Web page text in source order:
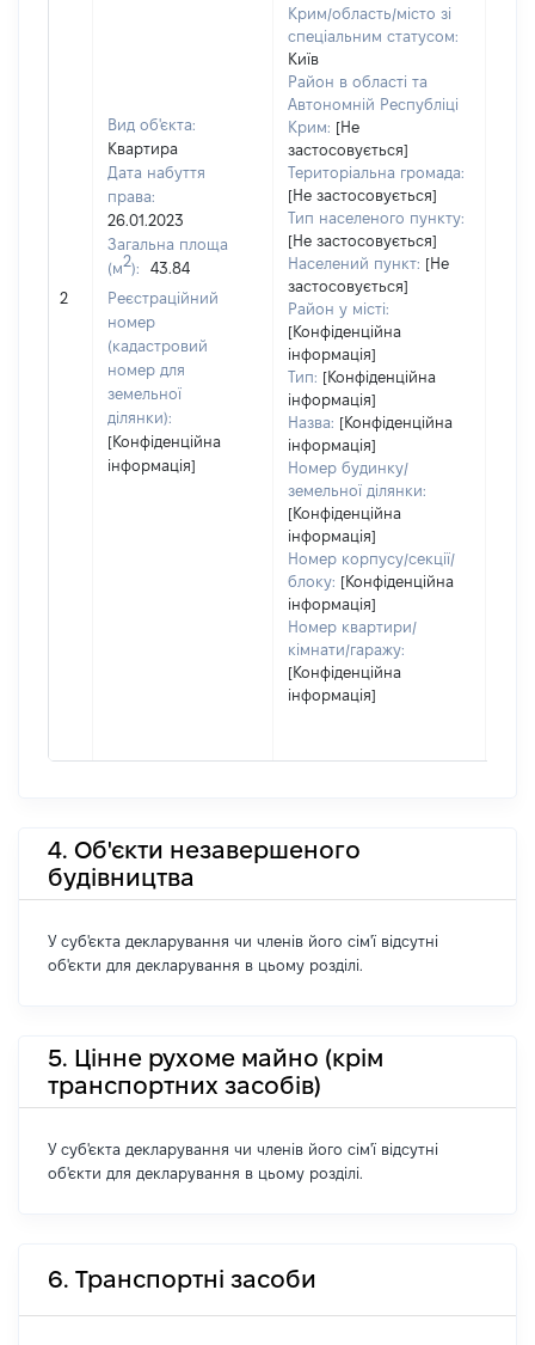
2
Вид об'єкта:
Квартира
Дата набуття
права:
26.01.2023
Загальна площа
(м2):
43.84
Реєстраційний
номер
(кадастровий
номер для
земельної
ділянки):
[Конфіденційна
інформація]
Крим/область/місто зі
спеціальним статусом:
Київ
Район в області та
Автономній Республіці
Крим: [Не
застосовується]
Територіальна громада:
[Не застосовується]
Тип населеного пункту:
[Не застосовується]
Населений пункт: [Не
застосовується]
Район у місті:
[Конфіденційна
інформація]
Тип: [Конфіденційна
інформація]
Назва: [Конфіденційна
інформація]
Номер будинку/
земельної ділянки:
[Конфіденційна
інформація]
Номер корпусу/секції/
блоку: [Конфіденційна
інформація]
Номер квартири/
кімнати/гаражу:
[Конфіденційна
інформація]
4. Об'єкти незавершеного
будівництва
У суб'єкта декларування чи членів його сім'ї відсутні
об'єкти для декларування в цьому розділі.
5. Цінне рухоме майно (крім
транспортних засобів)
У суб'єкта декларування чи членів його сім'ї відсутні
об'єкти для декларування в цьому розділі.
6. Транспортні засоби